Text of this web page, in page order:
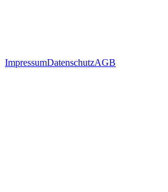
ImpressumDatenschutzAGB